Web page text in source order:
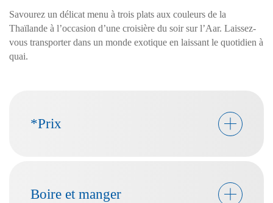
Savourez un délicat menu à trois plats aux couleurs de la
Thaïlande à l’occasion d’une croisière du soir sur l’Aar. Laissez-
vous transporter dans un monde exotique en laissant le quotidien à
quai.
*Prix
Boire et manger